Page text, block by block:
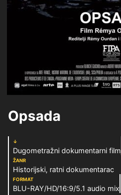
Opsada
↓
Dugometražni dokumentarni film
ŽANR
Historijski, ratni dokumentarac
FORMAT
BLU-RAY/HD/16:9/5.1 audio mix